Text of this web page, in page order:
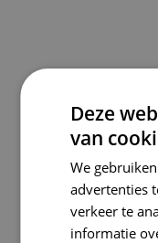
Deze
van
We
advertenties
verkeer te
informatie